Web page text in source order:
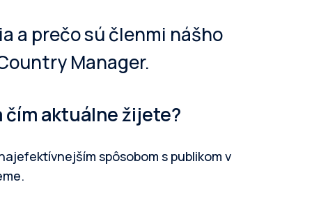
a prečo sú členmi nášho
Manager.
čím aktuálne žijete?
spôsobom s publikom v